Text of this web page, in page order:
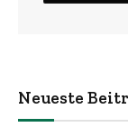
Neueste